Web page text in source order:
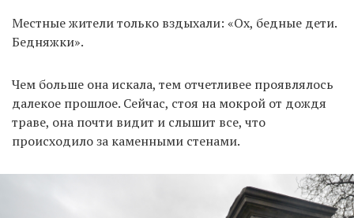
Местные жители только вздыхали: «Ох, бедные дети.
Бедняжки».
Чем больше она искала, тем отчетливее проявлялось
далекое прошлое. Сейчас, стоя на мокрой от дождя
траве, она почти видит и слышит все, что
происходило за каменными стенами.